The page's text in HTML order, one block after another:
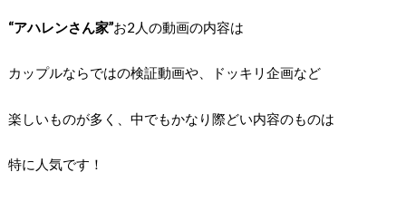
“アハレンさん家”お2人の動画の内容は
カップルならではの検証動画や、ドッキリ企画など
楽しいものが多く、中でもかなり際どい内容のものは
特に人気です！